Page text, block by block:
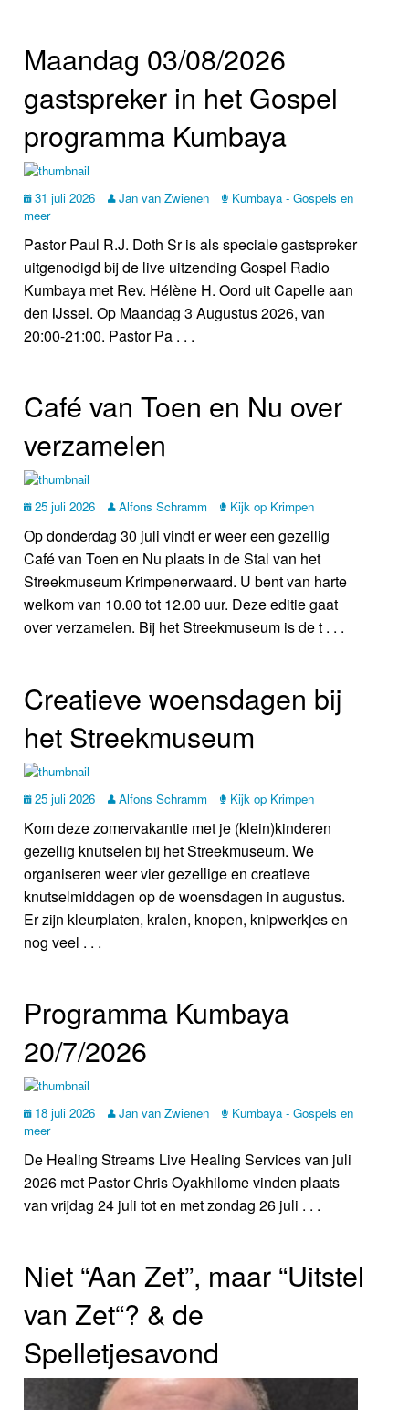
Maandag 03/08/2026
gastspreker in het Gospel
programma Kumbaya
31 juli 2026 Jan van Zwienen
Kumbaya - Gospels en
meer
Pastor Paul R.J. Doth Sr is als speciale gastspreker
uitgenodigd bij de live uitzending Gospel Radio
Kumbaya met Rev. Hélène H. Oord uit Capelle aan
den IJssel. Op Maandag 3 Augustus 2026, van
20:00-21:00. Pastor Pa . . .
Café van Toen en Nu over
verzamelen
25 juli 2026 Alfons Schramm Kijk op Krimpen
Op donderdag 30 juli vindt er weer een gezellig
Café van Toen en Nu plaats in de Stal van het
Streekmuseum Krimpenerwaard. U bent van harte
welkom van 10.00 tot 12.00 uur. Deze editie gaat
over verzamelen. Bij het Streekmuseum is de t . . .
Creatieve woensdagen bij
het Streekmuseum
25 juli 2026 Alfons Schramm Kijk op Krimpen
Kom deze zomervakantie met je (klein)kinderen
gezellig knutselen bij het Streekmuseum. We
organiseren weer vier gezellige en creatieve
knutselmiddagen op de woensdagen in augustus.
Er zijn kleurplaten, kralen, knopen, knipwerkjes en
nog veel . . .
Programma Kumbaya
20/7/2026
18 juli 2026 Jan van Zwienen
Kumbaya - Gospels en
meer
De Healing Streams Live Healing Services van juli
2026 met Pastor Chris Oyakhilome vinden plaats
van vrijdag 24 juli tot en met zondag 26 juli . . .
Niet “Aan Zet”, maar “Uitstel
van Zet“? & de
Spelletjesavond